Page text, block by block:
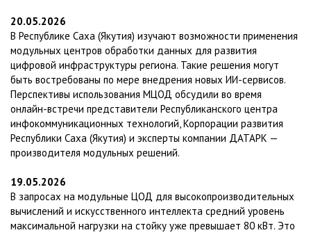
20.05.2026
В Республике Саха (Якутия) изучают возможности применения
модульных центров обработки данных для развития
цифровой инфраструктуры региона. Такие решения могут
быть востребованы по мере внедрения новых ИИ-сервисов.
Перспективы использования МЦОД обсудили во время
онлайн-встречи представители Республиканского центра
инфокоммуникационных технологий, Корпорации развития
Республики Саха (Якутия) и эксперты компании ДАТАРК —
производителя модульных решений.
19.05.2026
В запросах на модульные ЦОД для высокопроизводительных
вычислений и искусственного интеллекта средний уровень
максимальной нагрузки на стойку уже превышает 80 кВт. Это